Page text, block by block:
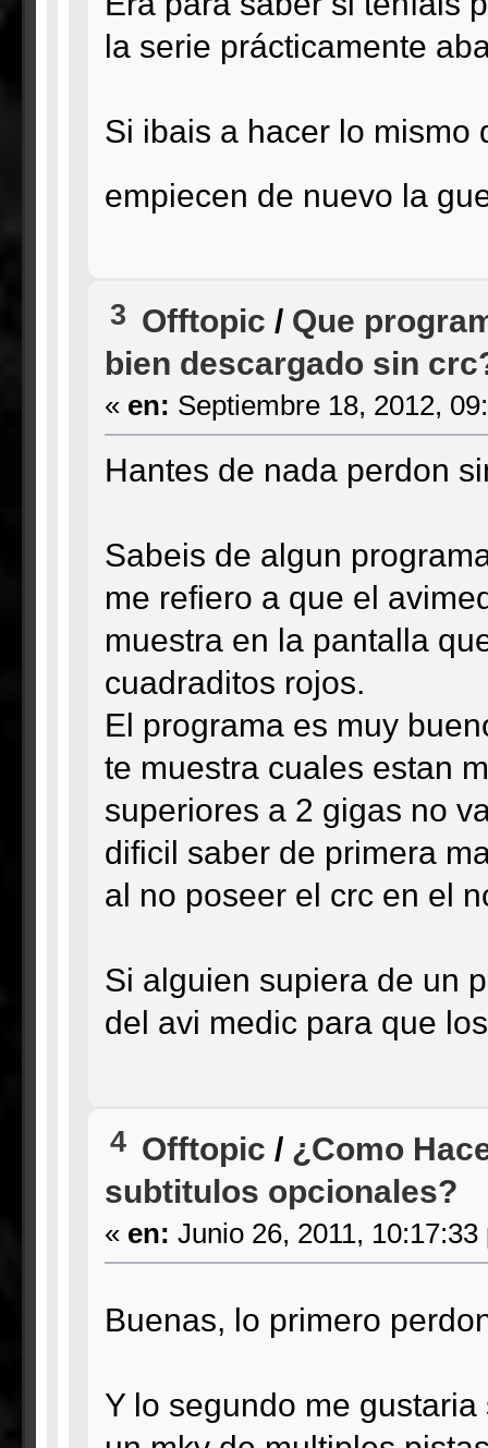
la serie prácticamente
Si ibais a hacer lo mismo
empiecen de nuevo la
3 Offtopic / Que
bien descargado sin
« en: Septiembre 18, 2012,
Hantes de nada perdon
Sabeis de algun
me refiero a que el
muestra en la pantalla
cuadraditos rojos.
El programa es muy
te muestra cuales estan
superiores a 2 gigas no
dificil saber de primera
al no poseer el crc en el
Si alguien supiera de un
del avi medic para que
4 Offtopic / ¿Como
subtitulos opcionales?
« en: Junio 26, 2011, 10:17:33
Buenas, lo primero
Y lo segundo me